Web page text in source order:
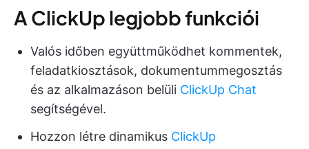
A ClickUp legjobb funkciói
Valós időben együttműködhet kommentek,
feladatkiosztások, dokumentummegosztás
és az alkalmazáson belüli ClickUp Chat
segítségével.
Hozzon létre dinamikus ClickUp